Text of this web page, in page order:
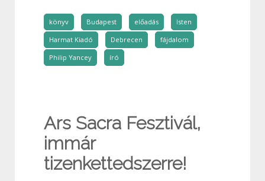
könyv Budapest előadás
Isten
Harmat Kiadó
Debrecen
fájdalom
Philip Yancey
író
Ars Sacra Fesztivál,
immár
tizenkettedszerre!